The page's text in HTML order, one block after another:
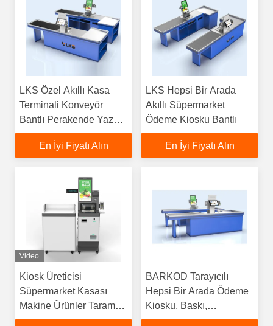
LKS Özel Akıllı Kasa
Terminali Konveyör
Bantlı Perakende Yazar
Kasa Tam Ödeme
Fonksiyonlu
En İyi Fiyatı Alın
LKS Hepsi Bir Arada
Akıllı Süpermarket
Ödeme Kiosku Bantlı
En İyi Fiyatı Alın
Video
Kiosk Üreticisi
Süpermarket Kasası
Makine Ürünler Tarama
Kendine Hizmet
BARKOD Tarayıcılı
Hepsi Bir Arada Ödeme
Kiosku, Baskı,
Süpermarket İÇİN